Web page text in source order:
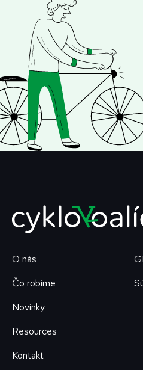
O nás
Čo robíme
Novinky
Resources
Kontakt